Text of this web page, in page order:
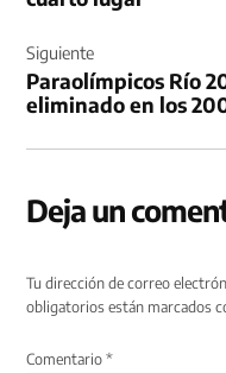
Siguiente
Paraolímpicos Río
eliminado en los
Deja un
Tu dirección de correo
obligatorios están marcados
Comentario*